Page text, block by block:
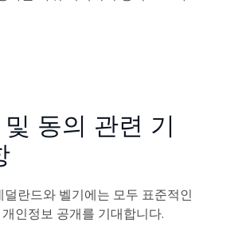
동의 관련 기
덜란드와 벨기에는 모두 표준적인
인정보 공개를 기대합니다.